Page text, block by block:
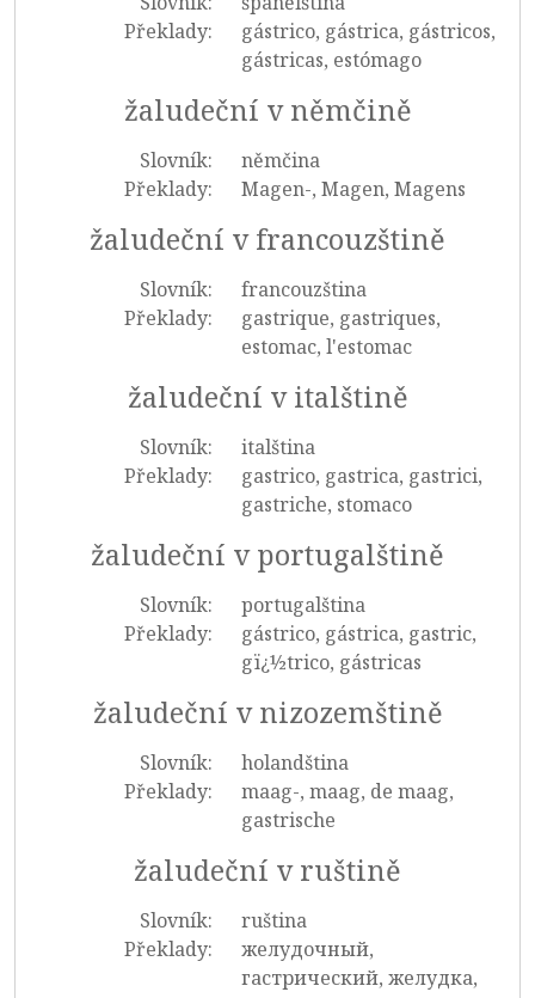
Překlady:
gástrico, gástrica, gástricos,
gástricas, estómago
žaludeční v němčině
Slovník:
němčina
Překlady:
Magen-, Magen, Magens
žaludeční v francouzštině
Slovník:
francouzština
Překlady:
gastrique, gastriques,
estomac, l'estomac
žaludeční v italštině
Slovník:
italština
Překlady:
gastrico, gastrica, gastrici,
gastriche, stomaco
žaludeční v portugalštině
Slovník:
portugalština
Překlady:
gástrico, gástrica, gastric,
gï¿½trico, gástricas
žaludeční v nizozemštině
Slovník:
holandština
Překlady:
maag-, maag, de maag,
gastrische
žaludeční v ruštině
Slovník:
ruština
Překlady:
желудочный,
гастрический, желудка,